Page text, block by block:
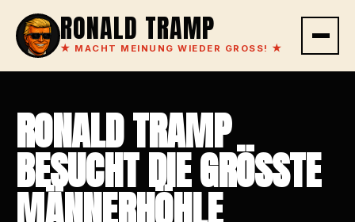
RONALD TRAMP
★ MACHT MEINUNG WIEDER GROSS! ★
RONALD TRAMP
BESUCHT DIE GRÖSSTE M